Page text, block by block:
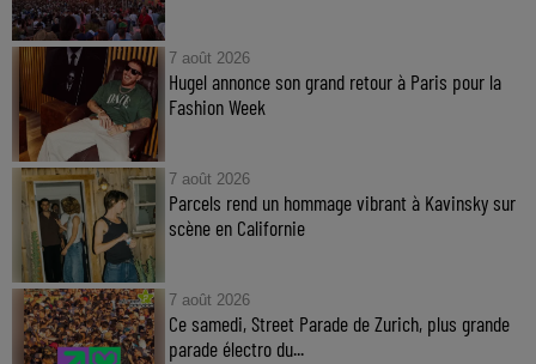
7 août 2026
Hugel annonce son grand retour à Paris pour la
Fashion Week
7 août 2026
Parcels rend un hommage vibrant à Kavinsky sur
scène en Californie
7 août 2026
Ce samedi, Street Parade de Zurich, plus grande
parade électro du...